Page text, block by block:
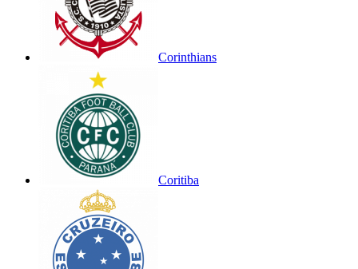
Corinthians
Coritiba